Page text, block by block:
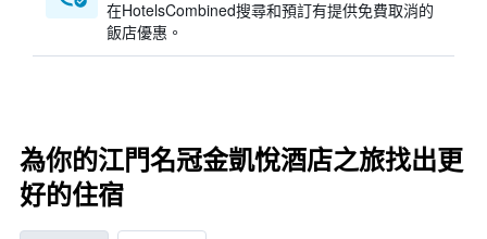
在HotelsCombined搜尋和預訂有提供免費取消的
飯店優惠。
為你的江門名冠金凱悅酒店之旅找出更
好的住宿